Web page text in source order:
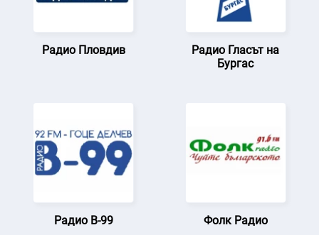
Радио Пловдив
Радио Гласът на
Бургас
Радио В-99 Фолк Радио